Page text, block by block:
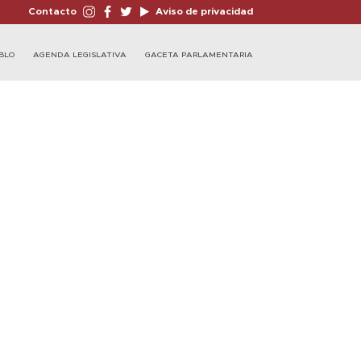
Contacto Aviso de privacidad
AGENDA LEGISLATIVA GACETA PARLAMENTARIA